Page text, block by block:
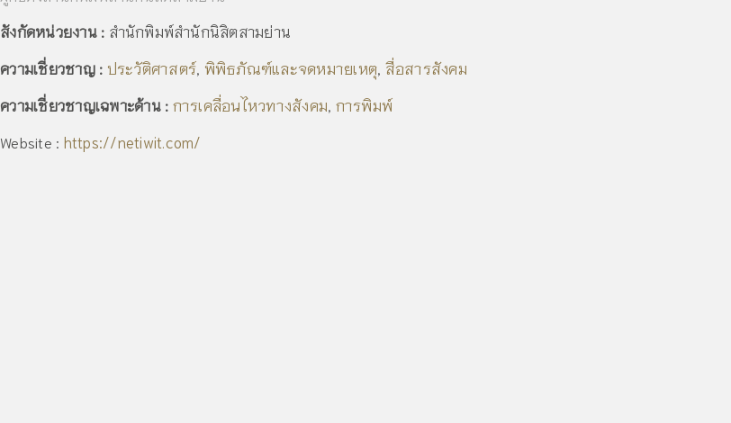
สังกัดหน่วยงาน : สำนักพิมพ์สำนักนิสิตสามย่าน
ความเชี่ยวชาญ : ประวัติศาสตร์ พิพิธภัณฑ์และจดหมายเหตุ สื่อสารสังคม
ความเชี่ยวชาญเฉพาะด้าน : การเคลื่อนไหวทางสังคม การพิมพ์
Website : https://netiwit.com/